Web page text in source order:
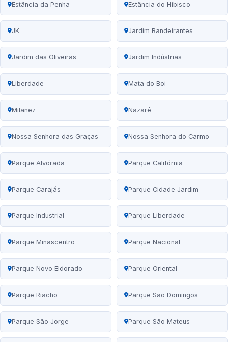
Estância da Penha Estância do Hibisco
JK Jardim Bandeirantes
Jardim das Oliveiras Jardim Indústrias
Liberdade Mata do Boi
Milanez Nazaré
Nossa Senhora das Graças Nossa Senhora do Carmo
Parque Alvorada Parque Califórnia
Parque Carajás Parque Cidade Jardim
Parque Industrial Parque Liberdade
Parque Minascentro Parque Nacional
Parque Novo Eldorado Parque Oriental
Parque Riacho Parque São Domingos
Parque São Jorge Parque São Mateus